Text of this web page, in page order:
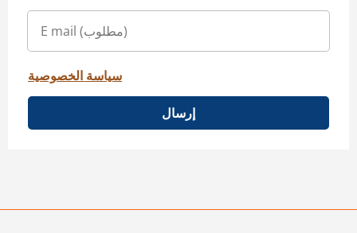
سياسة الخصوصية
إرسال